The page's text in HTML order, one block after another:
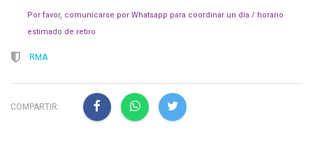
Por favor, comunicarse por Whatsapp para coordinar un día / horario
estimado de retiro
RMA
COMPARTIR: